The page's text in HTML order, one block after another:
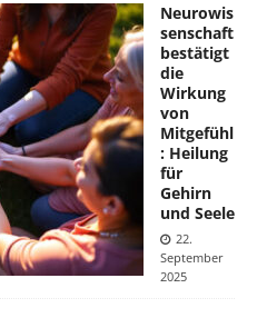
Neurowis
senschaft
bestätigt
die
Wirkung
von
Mitgefühl
: Heilung
für
Gehirn
und Seele
22.
September
2025